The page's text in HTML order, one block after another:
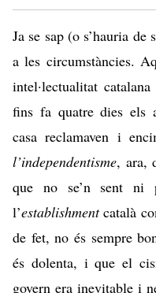
Ja se sap (o s’hauria de
a les circumstàncies.
intel·lectualitat
fins fa quatre dies els
casa reclamaven i
l’independentisme, ara,
que no se’n sent ni
l’establishmentcatalà
de fet, no és sempre
és dolenta, i que el
govern era inevitable i